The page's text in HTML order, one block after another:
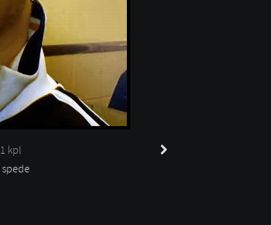
1 kpl
spede